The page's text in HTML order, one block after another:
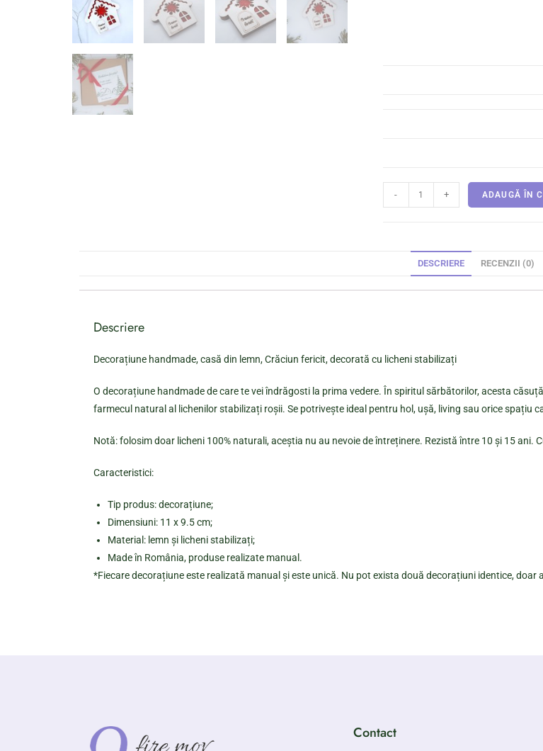
- + ADAUGĂ ÎN
DESCRIERE RECENZII (0)
Descriere
Decorațiune handmade, casă din lemn, Crăciun fericit, decorată cu licheni stabilizați
O decorațiune handmade de care te vei îndrăgosti la prima vedere. În spiritul sărbătorilor, acesta
farmecul natural al lichenilor stabilizați roșii. Se potrivește ideal pentru hol, ușă, living sau orice spațiu
Notă: folosim doar licheni 100% naturali, aceștia nu au nevoie de întreținere. Rezistă între 10 și 15 ani.
Caracteristici:
Tip produs: decorațiune;
Dimensiuni: 11 x 9.5 cm;
Material: lemn și licheni stabilizați;
Made în România, produse realizate manual.
*Fiecare decorațiune este realizată manual și este unică. Nu pot exista două decorațiuni identice, doar
Contact